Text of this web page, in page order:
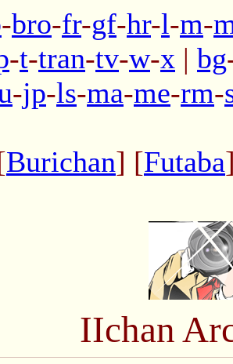
-bro-fr-gf-hr-l-m-
-t-tran-tv-w-x | bg
-jp-ls-ma-me-rm-
Burichan] [Futaba
IIchan